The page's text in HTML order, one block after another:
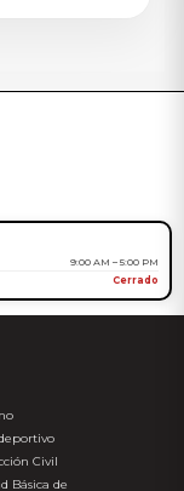
9:00 AM – 5:00 PM
Cerrado
Civil
Básica de